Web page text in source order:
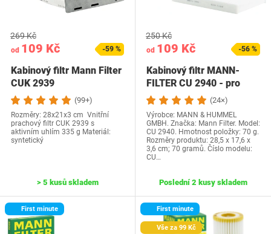
od 109 Kč
269 Kč
-59 %
Kabinový filtr Mann Filter
CUK 2939
(99+)
Rozměry: 28x21x3 cm Vnitřní
prachový filtr CUK 2939 s
aktivním uhlím ‎335 g Materiál:
syntetický
> 5 kusů skladem
od 109 Kč
250 Kč
-56 %
Kabinový filtr MANN-
FILTER CU 2940 - pro
osobní automobily…
(24×)
Výrobce: MANN & HUMMEL
GMBH. Značka: Mann Filter. Model:
CU 2940. Hmotnost položky: 70 g.
Rozměry produktu: 28,5 x 17,6 x
3,6 cm; 70 gramů. Číslo modelu:
CU…
Poslední 2 kusy skladem
First minute First minute
Vše za 99 Kč